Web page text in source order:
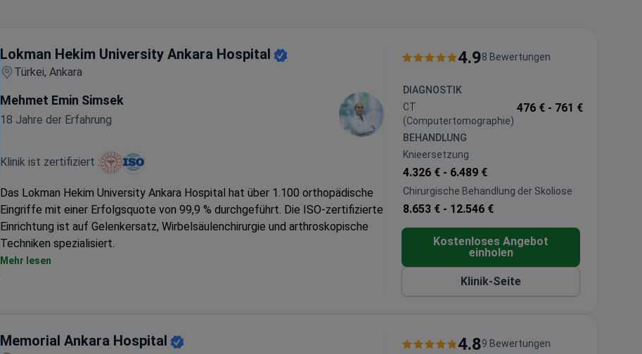
Lokman Hekim University Ankara Hospital
Türkei, Ankara
Mehmet Emin Simsek
18 Jahre der Erfahrung
Klinik ist zertifiziert :
Das Lokman Hekim University Ankara Hospital hat über 1.100 orthopädische
Eingriffe mit einer Erfolgsquote von 99,9 % durchgeführt. Die ISO-zertifizierte
Einrichtung ist auf Gelenkersatz, Wirbelsäulenchirurgie und arthroskopische
Techniken spezialisiert.
Chirurgen haben über 900 Knie- und 900 Hüftgelenkersatzoperationen mit
Skoliosekorrektur und Kyphoplastie
Mehr lesen
4.98 Bewertungen
DIAGNOSTIK
CT
(Computertomographie)
476 € - 761 €
BEHANDLUNG
Knieersetzung
4.326 € - 6.489 €
Chirurgische Behandlung der Skoliose
8.653 € - 12.546 €
Kostenloses Angebot
einholen
Klinik-Seite
Memorial Ankara Hospital 4.89 Bewertungen